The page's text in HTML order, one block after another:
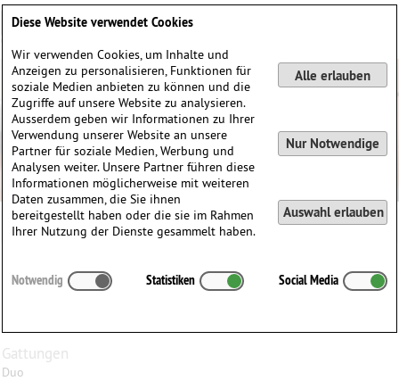
A Lionel Tertis Album, für Bratsche und Klavier
Gattungen
Duo
Diese Website verwendet Cookies
Wir verwenden Cookies, um Inhalte und
Anzeigen zu personalisieren, Funktionen für
soziale Medien anbieten zu können und die
Zugriffe auf unsere Website zu analysieren.
Ausserdem geben wir Informationen zu Ihrer
Verwendung unserer Website an unsere
Partner für soziale Medien, Werbung und
Analysen weiter. Unsere Partner führen diese
Informationen möglicherweise mit weiteren
Daten zusammen, die Sie ihnen
bereitgestellt haben oder die sie im Rahmen
Ihrer Nutzung der Dienste gesammelt haben.
Alle erlauben
Nur Notwendige
Auswahl erlauben
Notwendig Statistiken Social Media